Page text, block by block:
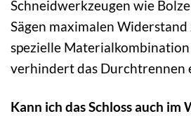
Schneidwerkzeugen wie
Sägen maximalen
spezielle
verhindert das Durchtrennen
Kann ich das Schloss auch